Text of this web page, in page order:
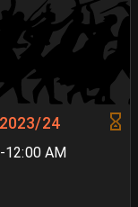
24
12:00 AM